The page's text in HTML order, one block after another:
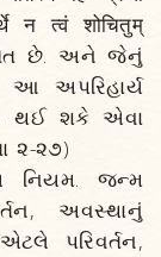
न त्वं शोचितुम्‌
છે. અને જેનું
અપરિહાર્ય
થઈ શકે એવા
૨-૨૭)
નિયમ. જન્મ
અવસ્થાનું
પરિવર્તન,